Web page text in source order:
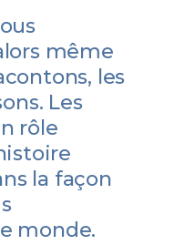
même
les
Les
rôle
la façon
monde.